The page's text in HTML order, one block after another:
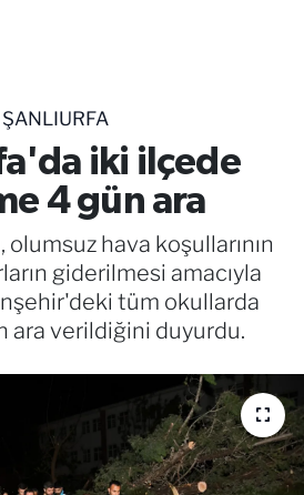
ŞANLIURFA
iki ilçede
4 gün ara
olumsuz hava koşullarının
giderilmesi amacıyla
tüm okullarda
ara verildiğini duyurdu.
Dinle